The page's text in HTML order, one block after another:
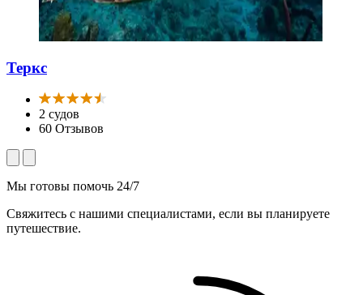
Теркс
2 судов
60 Отзывов
Мы готовы помочь 24/7
Свяжитесь с нашими специалистами, если вы планируете
путешествие.